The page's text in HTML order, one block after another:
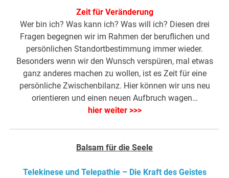
Zeit für Veränderung
Wer bin ich? Was kann ich? Was will ich? Diesen drei
Fragen begegnen wir im Rahmen der beruflichen und
persönlichen Standortbestimmung immer wieder.
Besonders wenn wir den Wunsch verspüren, mal etwas
ganz anderes machen zu wollen, ist es Zeit für eine
persönliche Zwischenbilanz. Hier können wir uns neu
orientieren und einen neuen Aufbruch wagen…
hier weiter >>>
Balsam für die Seele
Telekinese und Telepathie – Die Kraft des Geistes